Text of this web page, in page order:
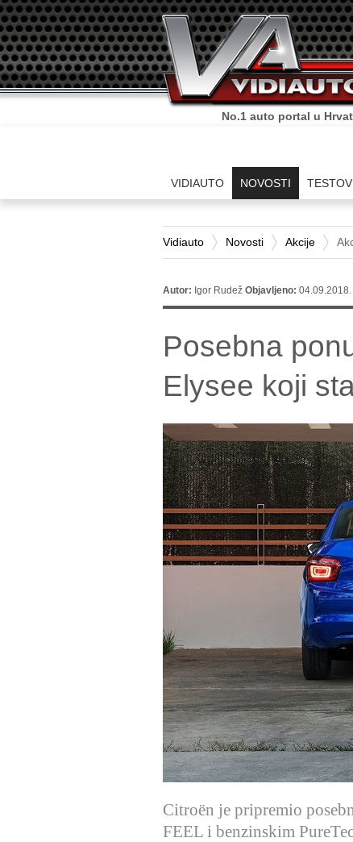
Sve što o autima trebate
VIDIAUTO NOVOSTI
Vidiauto Novosti Akcije
Autor: Igor Rudež Objavljeno: 04.09.2018.
Posebna
Elysee koji
Citroën je pripremio
FEEL i benzinskim